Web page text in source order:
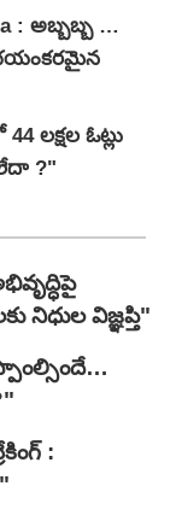
: అబ్బబ్బ …
లక్షల ఓట్లు
?"
నిధుల విజ్ఞప్తి"
: